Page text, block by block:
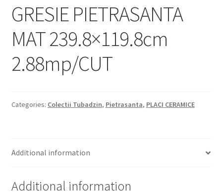
Plata si Livrare
Politică de confidențialitate
Politica de cookie
Plată
GRESIE PIETRASANTA
MAT 239.8×119.8cm
2.88mp/CUT
Categories: Colectii Tubadzin, Pietrasanta, PLACI CERAMICE
Additional information
Additional information